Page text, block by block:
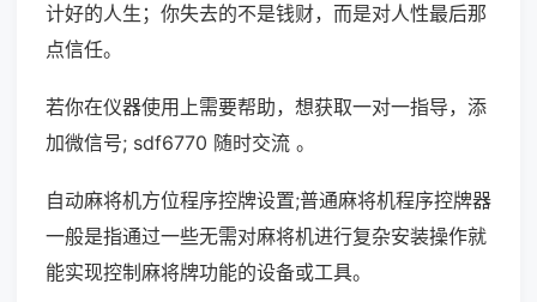
计好的人生；你失去的不是钱财，而是对人性最后那
点信任。
若你在仪器使用上需要帮助，想获取一对一指导，添
加微信号; sdf6770 随时交流 。
自动麻将机方位程序控牌设置;普通麻将机程序控牌器
一般是指通过一些无需对麻将机进行复杂安装操作就
能实现控制麻将牌功能的设备或工具。